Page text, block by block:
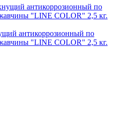
антикоррозионный по
"LINE COLOR" 2,5 кг.